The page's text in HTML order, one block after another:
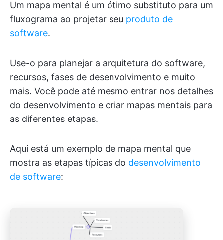
Um mapa mental é um ótimo substituto para um
fluxograma ao projetar seu produto de
software.
Use-o para planejar a arquitetura do software,
recursos, fases de desenvolvimento e muito
mais. Você pode até mesmo entrar nos detalhes
do desenvolvimento e criar mapas mentais para
as diferentes etapas.
Aqui está um exemplo de mapa mental que
mostra as etapas típicas do desenvolvimento
de software: